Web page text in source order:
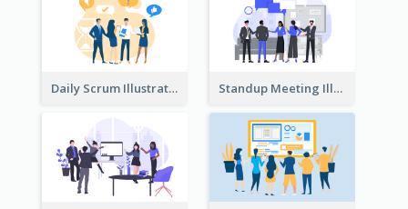
Daily Scrum Illustration Standup Meeting Illustration